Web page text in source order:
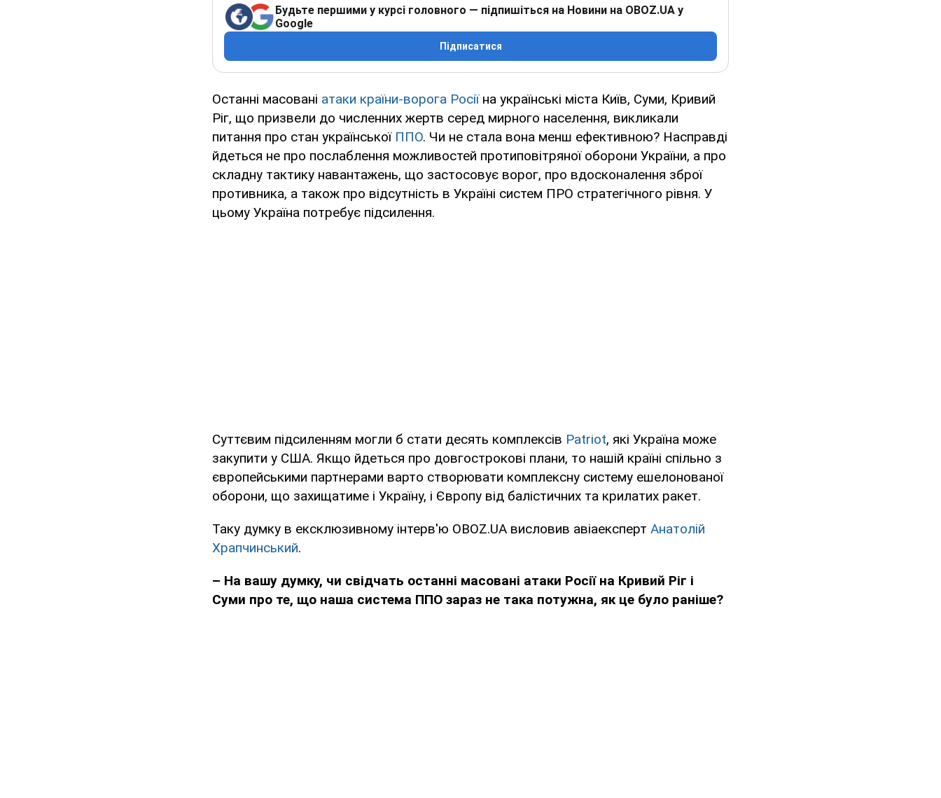
Будьте першими у курсі головного — підпишіться на Новини на OBOZ.UA у
Google
Підписатися
Останні масовані атаки країни-ворога Росіїна українські міста Київ, Суми, Кривий
Ріг, що призвели до численних жертв серед мирного населення, викликали
питання про стан української ППО. Чи не стала вона менш ефективною? Насправді
йдеться не про послаблення можливостей протиповітряної оборони України, а про
складну тактику навантажень, що застосовує ворог, про вдосконалення зброї
противника, а також про відсутність в Україні систем ПРО стратегічного рівня. У
цьому Україна потребує підсилення.
Суттєвим підсиленням могли б стати десять комплексів Patriot, які Україна може
закупити у США. Якщо йдеться про довгострокові плани, то нашій країні спільно з
європейськими партнерами варто створювати комплексну систему ешелонованої
оборони, що захищатиме і Україну, і Європу від балістичних та крилатих ракет.
Таку думку в ексклюзивному інтерв'ю OBOZ.UA висловив авіаексперт Анатолій
Храпчинський.
– На вашу думку, чи свідчать останні масовані атаки Росії на Кривий Ріг і
Суми про те, що наша система ППО зараз не така потужна, як це було раніше?